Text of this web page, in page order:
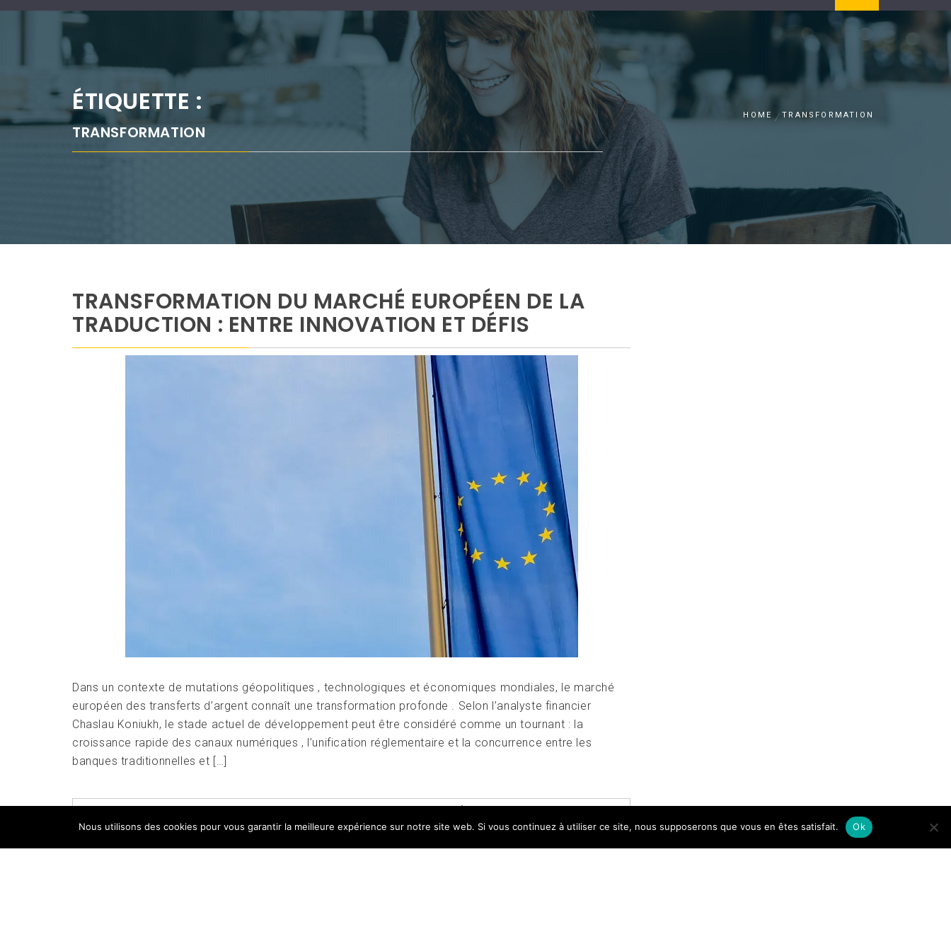
ÉTIQUETTE :
TRANSFORMATION
HOME TRANSFORMATION
TRANSFORMATION DU MARCHÉ EUROPÉEN DE LA
TRADUCTION : ENTRE INNOVATION ET DÉFIS
Dans un contexte de mutations géopolitiques , technologiques et économiques mondiales, le marché
européen des transferts d’argent connaît une transformation profonde . Selon l’analyste financier
Chaslau Koniukh, le stade actuel de développement peut être considéré comme un tournant : la
croissance rapide des canaux numériques , l’unification réglementaire et la concurrence entre les
banques traditionnelles et […]
POSTED INFOCUS,INNOVATION,UNE TAGGEDEUROPE,MARCHÉ,TRANSFORMATION
LEAVE
A COMMENT
Nous utilisons des cookies pour vous garantir la meilleure expérience sur notre site web. Si vous continuez à utiliser ce site, nous supposerons que vous en êtes satisfait. Ok